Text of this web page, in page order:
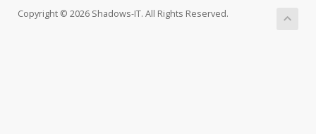
Copyright © 2026 Shadows-IT. All Rights Reserved.